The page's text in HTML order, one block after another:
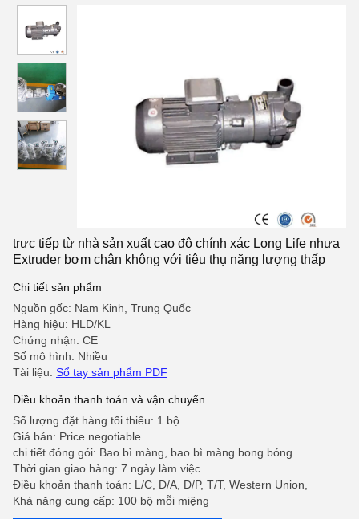
trực tiếp từ nhà sản xuất cao độ chính xác Long Life nhựa
Extruder bơm chân không với tiêu thụ năng lượng thấp
Chi tiết sản phẩm
Nguồn gốc: Nam Kinh, Trung Quốc
Hàng hiệu: HLD/KL
Chứng nhận: CE
Số mô hình: Nhiều
Tài liệu: Sổ tay sản phẩm PDF
Điều khoản thanh toán và vận chuyển
Số lượng đặt hàng tối thiểu: 1 bộ
Giá bán: Price negotiable
chi tiết đóng gói: Bao bì màng, bao bì màng bong bóng
Thời gian giao hàng: 7 ngày làm việc
Điều khoản thanh toán: L/C, D/A, D/P, T/T, Western Union,
Khả năng cung cấp: 100 bộ mỗi miệng